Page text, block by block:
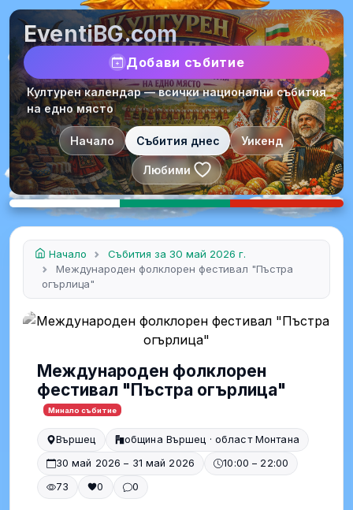
EventiBG.com
Добави събитие
Културен календар — всички национални събития
на едно място
Начало Събития днес Уикенд
Любими
Начало
Събития за 30 май 2026 г.
Международен фолклорен фестивал "Пъстра
огърлица"
Международен фолклорен
фестивал "Пъстра огърлица"
Минало събитие
Вършец
община Вършец · област Монтана
30 май 2026 – 31 май 2026
10:00 – 22:00
73
0 0